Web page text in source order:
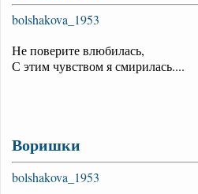
bolshakova_1953
Не поверите влюбилась,
С этим чувством я смирилась....
Воришки
bolshakova_1953